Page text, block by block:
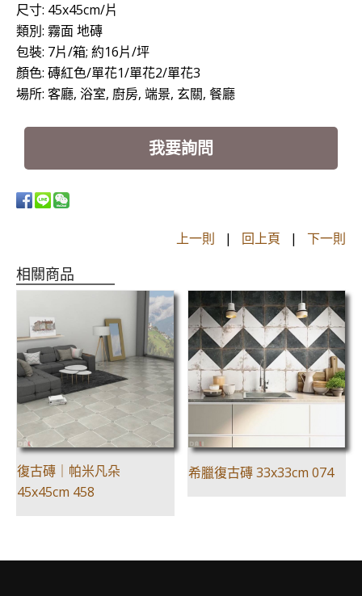
尺寸: 45x45cm/片
類別: 霧面 地磚
包裝: 7片/箱; 約16片/坪
顏色: 磚紅色/單花1/單花2/單花3
場所: 客廳, 浴室, 廚房, 端景, 玄關, 餐廳
我要詢問
上一則 | 回上頁 | 下一則
相關商品
復古磚｜帕米凡朵
45x45cm 458
希臘復古磚 33x33cm 074